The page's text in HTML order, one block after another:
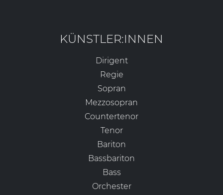
KÜNSTLER:INNEN
Dirigent
Regie
Sopran
Mezzosopran
Countertenor
Tenor
Bariton
Bassbariton
Bass
Orchester